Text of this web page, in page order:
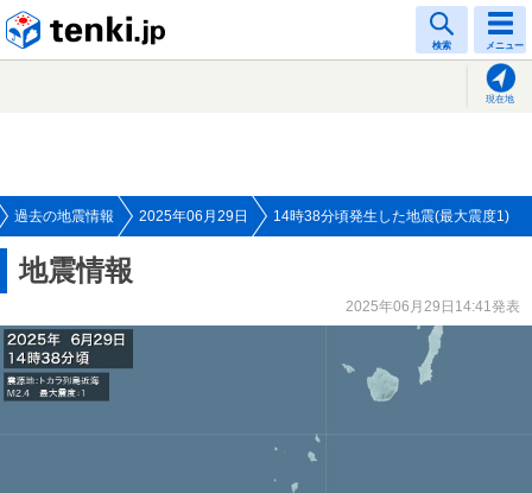
検索 メニュー
現在地
過去の地震情報 2025年06月29日 14時38分頃発生した地震(最大震度1)
地震情報
2025年06月29日14:41発表